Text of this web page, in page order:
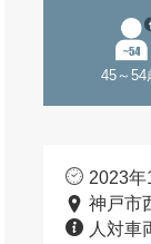
45～54
2023年
神戸市
人対車